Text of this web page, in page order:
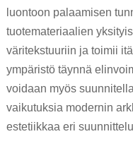
luontoon palaamisen
tuotemateriaalien
väritekstuuriin ja toimii
ympäristö täynnä
voidaan myös
vaikutuksia modernin
estetiikkaa eri